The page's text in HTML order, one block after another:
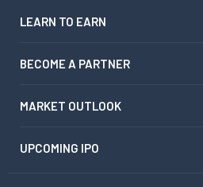
LEARN TO EARN
BECOME A PARTNER
MARKET OUTLOOK
UPCOMING IPO